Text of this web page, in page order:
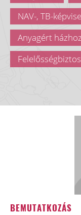
NAV-, TB-
Anyagért
BEMUTATKOZÁS